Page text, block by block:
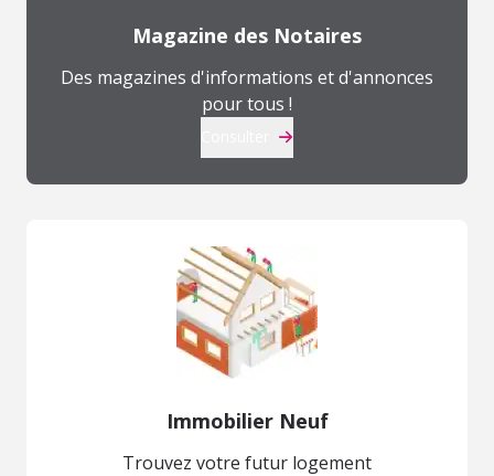
Magazine des Notaires
Des magazines d'informations et d'annonces
pour tous !
Immobilier Neuf
Trouvez votre futur logement